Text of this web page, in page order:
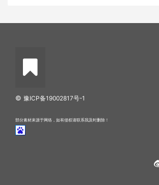
© 豫ICP备19002817号-1
部分素材来源于网络，如有侵权请联系我及时删除！